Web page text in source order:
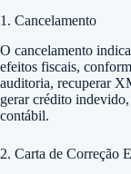
1. Cancelamento
O cancelamento
efeitos fiscais,
auditoria, recuperar
gerar crédito
contábil.
2. Carta de Correção